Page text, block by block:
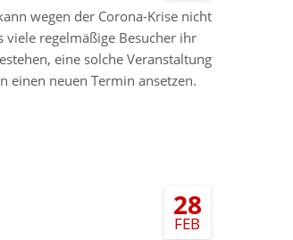
wegen der Corona-Krise nicht
regelmäßige Besucher ihr
eine solche Veranstaltung
einen neuen Termin ansetzen.
28
FEB